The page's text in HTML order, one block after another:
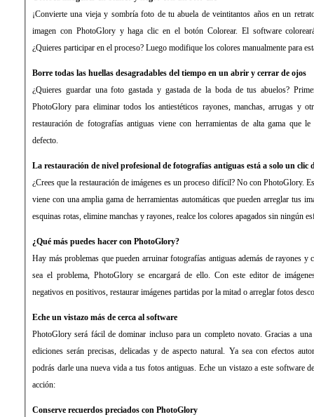
¡Convierte una vieja y sombría foto de tu abuela de veintitantos años en un
imagen con PhotoGlory y haga clic en el botón Colorear. El software
¿Quieres participar en el proceso? Luego modifique los colores manualmente para
Borre todas las huellas desagradables del tiempo en un abrir y cerrar de ojos
¿Quieres guardar una foto gastada y gastada de la boda de tus abuelos?
PhotoGlory para eliminar todos los antiestéticos rayones, manchas, arrugas y
restauración de fotografías antiguas viene con herramientas de alta gama que
defecto.
La restauración de nivel profesional de fotografías antiguas está a solo un clic
¿Crees que la restauración de imágenes es un proceso difícil? No con PhotoGlory.
viene con una amplia gama de herramientas automáticas que pueden arreglar tus
esquinas rotas, elimine manchas y rayones, realce los colores apagados sin ningún
¿Qué más puedes hacer con PhotoGlory?
Hay más problemas que pueden arruinar fotografías antiguas además de rayones y
sea el problema, PhotoGlory se encargará de ello. Con este editor de
negativos en positivos, restaurar imágenes partidas por la mitad o arreglar fotos
Eche un vistazo más de cerca al software
PhotoGlory será fácil de dominar incluso para un completo novato. Gracias a una
ediciones serán precisas, delicadas y de aspecto natural. Ya sea con efectos
podrás darle una nueva vida a tus fotos antiguas. Eche un vistazo a este software
acción:
Conserve recuerdos preciados con PhotoGlory